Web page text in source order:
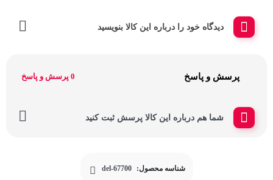
دیدگاه خود را درباره این کالا بنویسید
پرسش و پاسخ 0 پرسش و پاسخ
شما هم درباره این کالا پرسش ثبت کنید
شناسه محصول: del-67700